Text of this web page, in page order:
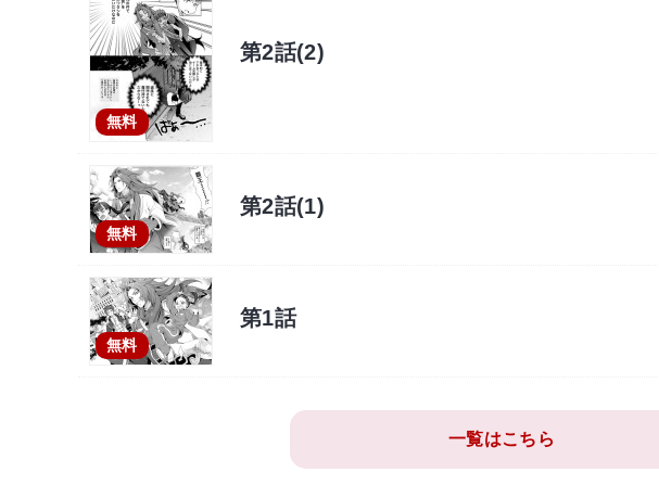
無料
第2話(2)
無料
第2話(1)
無料
第1話
一覧はこちら